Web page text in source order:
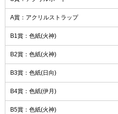
A賞：アクリルストラップ
B1賞：色紙(火神)
B2賞：色紙(火神)
B3賞：色紙(日向)
B4賞：色紙(伊月)
B5賞：色紙(火神)